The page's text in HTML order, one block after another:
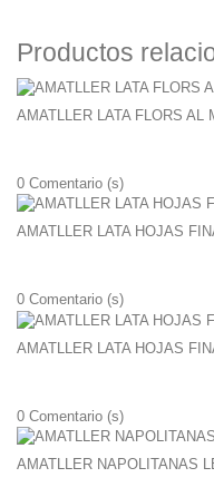
Productos
AMATLLER LATA FLORS AL
0 Comentario (s)
AMATLLER LATA HOJAS
0 Comentario (s)
AMATLLER LATA HOJAS
0 Comentario (s)
AMATLLER NAPOLITANAS